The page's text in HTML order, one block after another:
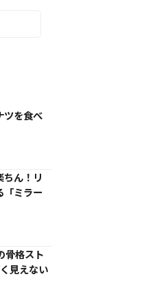
ツを食べ
ちん！リ
「ミラー
骨格スト
見えない